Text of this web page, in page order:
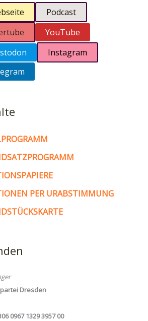
Podcast
YouTube
Instagram
PER URABSTIMMUNG
Dresden
0967 1329 3957 00